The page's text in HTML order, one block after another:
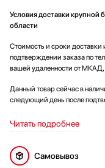
Условия доставки крупной
области
Стоимость и сроки
подтверждении заказа по
вашей удаленности от
Данный товар сейчас в
следующий день после
Читать подробнее
Самовывоз